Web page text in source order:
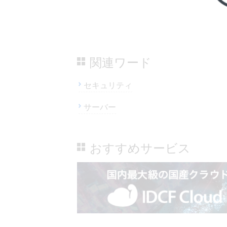
関連ワード
セキュリティ
サーバー
おすすめサービス